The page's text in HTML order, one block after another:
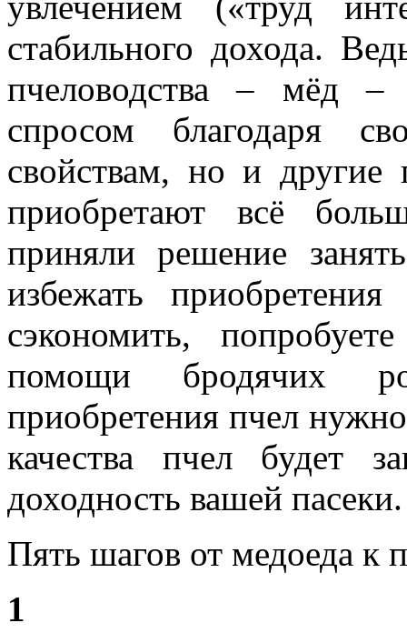
стабильного дохода.
пчеловодства – мёд –
спросом благодаря
свойствам, но и другие
приобретают всё
приняли решение
избежать
сэкономить,
помощи бродячих
приобретения пчел
качества пчел будет
доходность вашей пасеки.
Пять шагов от медоеда к
1